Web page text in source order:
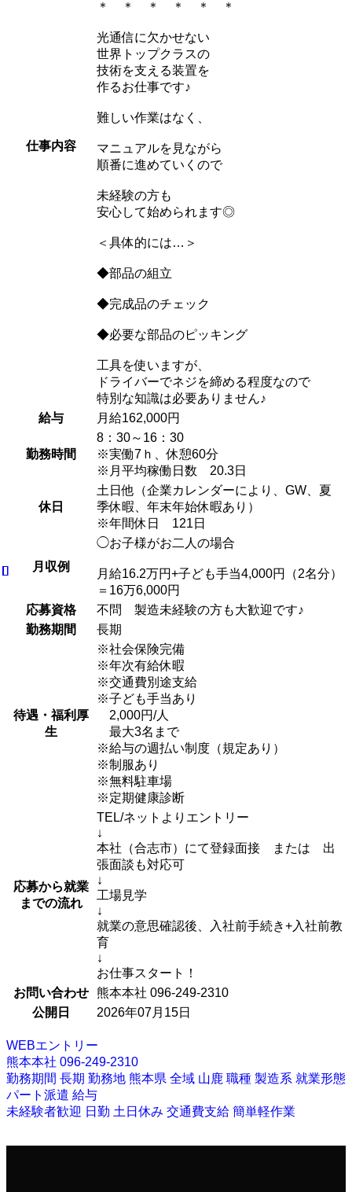
仕事内容
＊ ＊ ＊ ＊ ＊ ＊
光通信に欠かせない
世界トップクラスの
技術を支える装置を
作るお仕事です♪
難しい作業はなく、
マニュアルを見ながら
順番に進めていくので
未経験の方も
安心して始められます◎
＜具体的には…＞
◆部品の組立
◆完成品のチェック
◆必要な部品のピッキング
工具を使いますが、
ドライバーでネジを締める程度なので
特別な知識は必要ありません♪
給与
月給162,000円
勤務時間
8：30～16：30
※実働7ｈ、休憩60分
※月平均稼働日数 20.3日
休日
土日他（企業カレンダーにより、GW、夏
季休暇、年末年始休暇あり）
※年間休日 121日
月収例
◯お子様がお二人の場合
月給16.2万円+子ども手当4,000円（2名分）
＝16万6,000円
応募資格
不問 製造未経験の方も大歓迎です♪
勤務期間
長期
待遇・福利厚
生
※社会保険完備
※年次有給休暇
※交通費別途支給
※子ども手当あり
2,000円/人
最大3名まで
※給与の週払い制度（規定あり）
※制服あり
※無料駐車場
※定期健康診断
応募から就業
までの流れ
TEL/ネットよりエントリー
↓
本社（合志市）にて登録面接 または 出
張面談も対応可
↓
工場見学
↓
就業の意思確認後、入社前手続き+入社前教
育
↓
お仕事スタート！
お問い合わせ 熊本本社 096-249-2310
公開日
2026年07月15日
WEBエントリー
熊本本社 096-249-2310
勤務期間 長期 勤務地 熊本県 全域 山鹿 職種 製造系 就業形態
パート派遣 給与
未経験者歓迎 日勤 土日休み 交通費支給 簡単軽作業